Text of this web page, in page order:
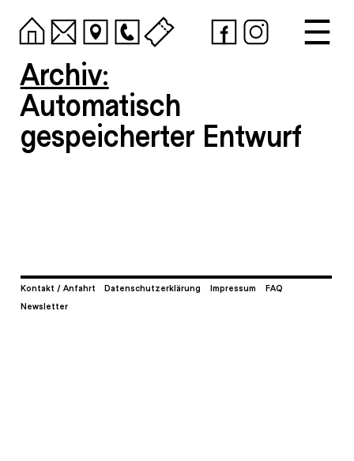
Archiv:
Automatisch
gespeicherter Entwurf
Kontakt / Anfahrt Datenschutzerklärung Impressum
FAQ
Newsletter